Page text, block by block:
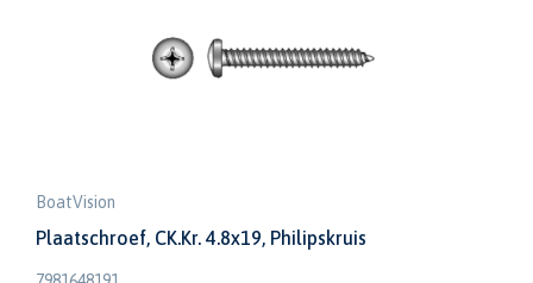
BoatVision
Plaatschroef, CK.Kr. 4.8x19, Philipskruis